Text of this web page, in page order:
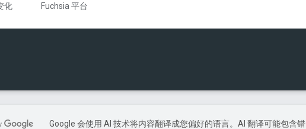
化
Fuchsia 平台
Google 会使用 AI 技术将内容翻译成您偏好的语言。AI 翻译可能包含错